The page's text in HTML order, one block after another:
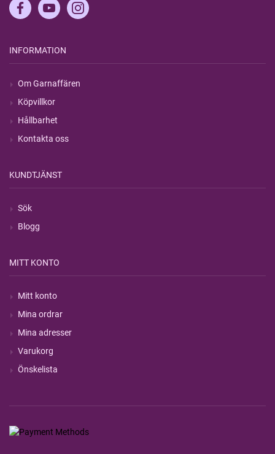
INFORMATION
Om Garnaffären
Köpvillkor
Hållbarhet
Kontakta oss
KUNDTJÄNST
Sök
Blogg
MITT KONTO
Mitt konto
Mina ordrar
Mina adresser
Varukorg
Önskelista